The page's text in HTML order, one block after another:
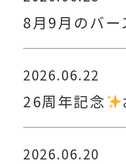
8月9月のバ
2026.06.22
26周年記念
2026.06.20